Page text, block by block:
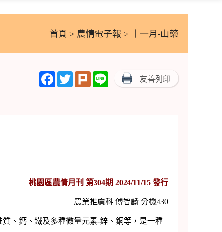
首頁 > 農情電子報 > 十一月-山藥
Facebook
TwitterPlurk Line 友善列印
桃園區農情月刊 第304期 2024/11/15 發行
農業推廣科 傅智麟 分機430
、鈣、鐵及多種微量元素-鋅、銅等，是一種